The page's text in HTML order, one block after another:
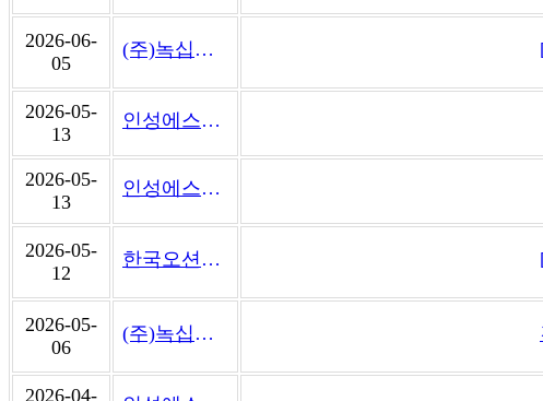
2026-06-
05
(주)녹십자이엠
2026-05-
13
인성에스비엠(주)
2026-05-
13
인성에스비엠(주)
2026-05-
12
한국오션플랫폼(주)
2026-05-
06
(주)녹십자이엠
2026-04-